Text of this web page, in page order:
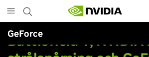
to
main
content
GeForce
Battlefield V, NVIDIA